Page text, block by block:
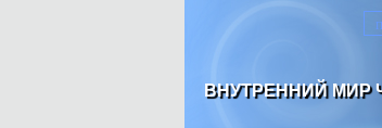
ВНУТРЕННИЙ МИР